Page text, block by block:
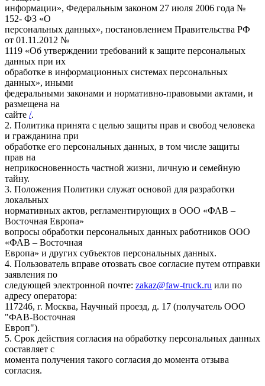
информации», Федеральным законом 27 июля 2006 года №
152- ФЗ «О
персональных данных», постановлением Правительства РФ
от 01.11.2012 №
1119 «Об утверждении требований к защите персональных
данных при их
обработке в информационных системах персональных
данных», иными
федеральными законами и нормативно-правовыми актами, и
размещена на
сайте /.
2. Политика принята с целью защиты прав и свобод человека
и гражданина при
обработке его персональных данных, в том числе защиты
прав на
неприкосновенность частной жизни, личную и семейную
тайну.
3. Положения Политики служат основой для разработки
локальных
нормативных актов, регламентирующих в ООО «ФАВ –
Восточная Европа»
вопросы обработки персональных данных работников ООО
«ФАВ – Восточная
Европа» и других субъектов персональных данных.
4. Пользователь вправе отозвать свое согласие путем отправки
заявления по
следующей электронной почте: zakaz@faw-truck.ru или по
адресу оператора:
117246, г. Москва, Научный проезд, д. 17 (получатель ООО
"ФАВ-Восточная
Европ").
5. Срок действия согласия на обработку персональных данных
составляет с
момента получения такого согласия до момента отзыва
согласия.